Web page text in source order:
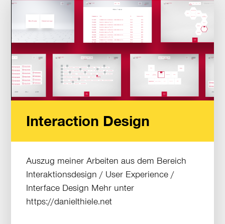
Interaction Design
Auszug meiner Arbeiten aus dem Bereich
Interaktionsdesign / User Experience /
Interface Design Mehr unter
https://danielthiele.net